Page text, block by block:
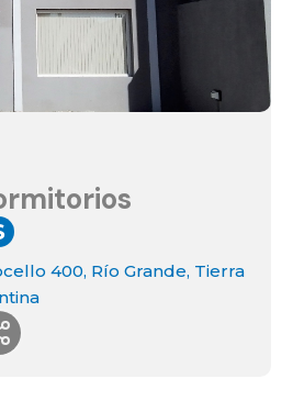
400, Río Grande, Tierra